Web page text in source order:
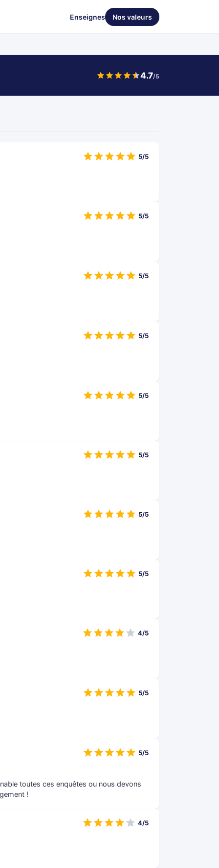
Enseignes Nos valeurs
4.7/5
5/5
5/5
5/5
5/5
5/5
5/5
5/5
5/5
4/5
5/5
toutes ces enquêtes ou nous devons
!
5/5
4/5